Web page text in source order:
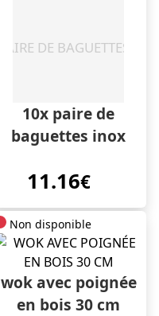
10x paire de
baguettes inox
11.16€
Non disponible
wok avec poignée
en bois 30 cm